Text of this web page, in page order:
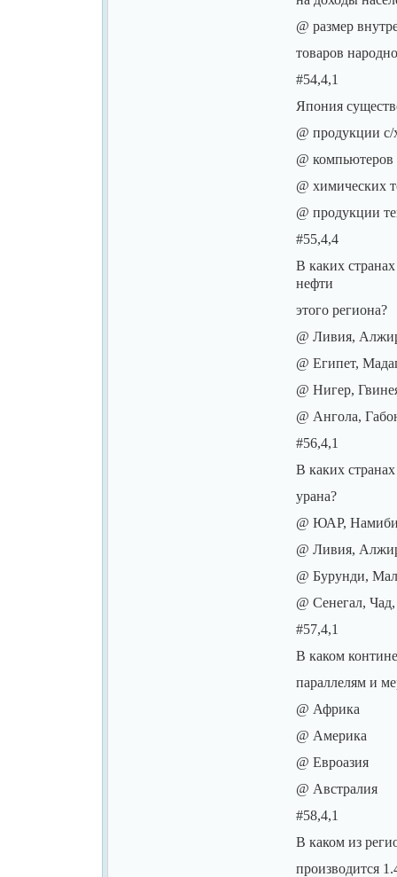
@ размер
товаров
#54,4,1
Япония
@ продукции
@
@ химических
@ продукции
#55,4,4
В каких
нефти
этого региона?
@ Ливия,
@ Египет,
@ Нигер,
@ Ангола,
#56,4,1
В каких
урана?
@ ЮАР,
@ Ливия,
@ Бурунди,
@ Сенегал,
#57,4,1
В каком
параллелям и
@ Африка
@ Америка
@ Евроазия
@ Австралия
#58,4,1
В каком из
производится